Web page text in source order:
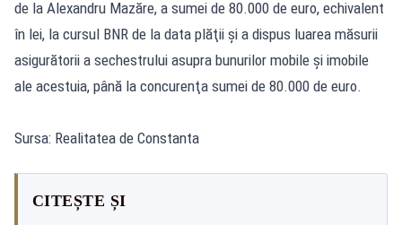
de la Alexandru Mazăre, a sumei de 80.000 de euro, echivalent
în lei, la cursul BNR de la data plăţii şi a dispus luarea măsurii
asigurătorii a sechestrului asupra bunurilor mobile şi imobile
ale acestuia, până la concurenţa sumei de 80.000 de euro.
Sursa: Realitatea de Constanta
CITEȘTE ȘI